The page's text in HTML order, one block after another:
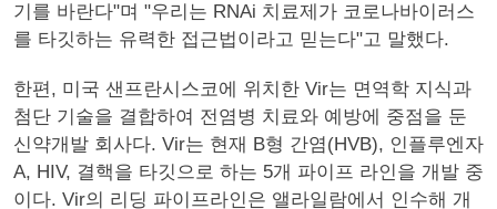
기를 바란다"며 "우리는 RNAi 치료제가 코로나바이러스
를 타깃하는 유력한 접근법이라고 믿는다"고 말했다.
한편, 미국 샌프란시스코에 위치한 Vir는 면역학 지식과
첨단 기술을 결합하여 전염병 치료와 예방에 중점을 둔
신약개발 회사다. Vir는 현재 B형 간염(HVB), 인플루엔자
A, HIV, 결핵을 타깃으로 하는 5개 파이프 라인을 개발 중
이다. Vir의 리딩 파이프라인은 앨라일람에서 인수해 개